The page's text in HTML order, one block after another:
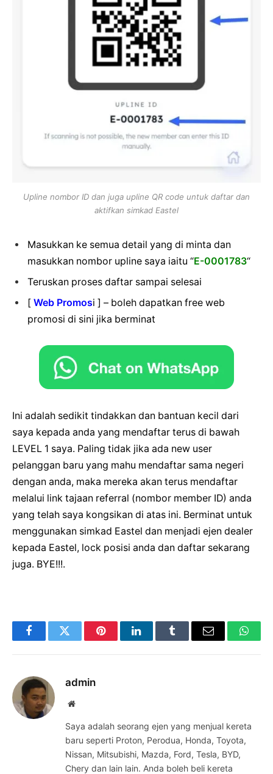
Upline nombor ID dan juga upline QR code untuk daftar dan
aktifkan simkad Eastel
Masukkan ke semua detail yang di minta dan
masukkan nombor upline saya iaitu “E-0001783“
Teruskan proses daftar sampai selesai
[ Web Promosi ] – boleh dapatkan free web
promosi di sini jika berminat
Ini adalah sedikit tindakkan dan bantuan kecil dari
saya kepada anda yang mendaftar terus di bawah
LEVEL 1 saya. Paling tidak jika ada new user
pelanggan baru yang mahu mendaftar sama negeri
dengan anda, maka mereka akan terus mendaftar
melalui link tajaan referral (nombor member ID) anda
yang telah saya kongsikan di atas ini. Berminat untuk
menggunakan simkad Eastel dan menjadi ejen dealer
kepada Eastel, lock posisi anda dan daftar sekarang
juga. BYE!!!.
FacebookTwitter PinterestLinkedInTumblr Email
admin
Website
Saya adalah seorang ejen yang menjual kereta
baru seperti Proton, Perodua, Honda, Toyota,
Nissan, Mitsubishi, Mazda, Ford, Tesla, BYD,
Chery dan lain lain. Anda boleh beli kereta